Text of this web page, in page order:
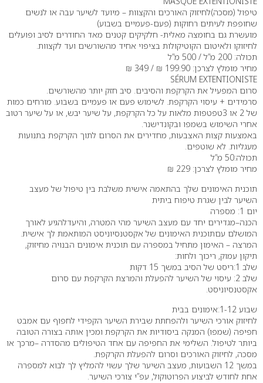
טיפול (מסכה)לחיזוק האורכים והקצוות – מיועד לשיער עבה או לנשים
שחופפת לעיתים רחוקות (פעם-פעמיים בשבוע)
מועשרת גם בחומצה מאלית- חלקיקים קטנים מאד החודרים לסיב ופועלים
לחיזוקו ולאיטום הקוטיקולות בציפוי אחיד מהשורשים ועד לקצוות.
תכולה: 200 מ”ל / 500 מ”ל
מחיר מומלץ לצרכן: 199.90 ₪ / 349 ₪
SÉRUM EXTENTIONISTE
סרום המפעיל את הקרקפת והסיבים. סיב חזק יותר מהשורשים.
סרמידים + עיסוי הקרקפת. לשימוש פעם או פעמיים בשבוע. מורחים כמות
של 2 או 3טפטפות מלאות על כל הקרקפת, על שיער יבש, או על שיער רטוב
אחרי השימוש בשמפו ובקונדישנר.
באמצעות קצות האצבעות, מחדירים את הסרום לתוך הקרקפת בתנועות
מעגליות. לא שוטפים.
תכולה:50 מ”ל
מחיר מומלץ לצרכן: 229 ₪
תוכנית האימונים שלך בהתאמה אישית משלבת בין טיפול של מעצב
השיער לבין שגרת טיפוח ביתית
יום 1: מספרה
הכנה–מגדירים יחד עם מעצב השיער מהי המטרה, והיעדלהגיע לאורך
המושלם עםתוכנית האימונים של אקסטנסיוניסט המותאמת לך אישית.
המרצה – האימון מתחיל במספרה עם תוכנית אימונים הבנויה מחיזוק,
תיקון עמוק, ריכוך ולחות:
שלב 1:ריסט של הסיב במשך 15 דקות
שלב 2: עיסוי של השיער להפעלת והמרצת הקרקפת עם סרום
אקסטנסיוניסט.
שבוע 1-12:אימונים בבית
לחיזוק אורכי השיער ולהפחתת שבירת השיער הקפידי לחפוף עם אמבט
חפיפה (שמפו) המנקה ביסודיות את הקרקפת ומכין אותה בצורה הטובה
ביותר לטיפול. השלימי את החפיפה עם אחד הטיפולים מהסדרה –מרכך או
מסכה, לחיזוק האורכים וסרום להפעלת הקרקפת.
במשך 12 השבועות, מעצב השיער שלך עשוי להמליץ לך לבוא למספרה
אחת לחודש לביצוע הפרוטוקול, עפ”י צורכי השיער.